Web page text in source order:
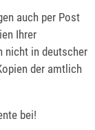
auch per Post
Ihrer
nicht in deutscher
der amtlich
bei!